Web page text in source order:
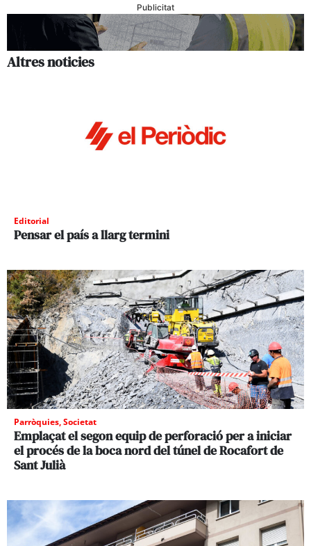
Publicitat
Altres noticies
Editorial
Pensar el país a llarg termini
Parròquies,Societat
Emplaçat el segon equip de perforació per a iniciar
el procés de la boca nord del túnel de Rocafort de
Sant Julià